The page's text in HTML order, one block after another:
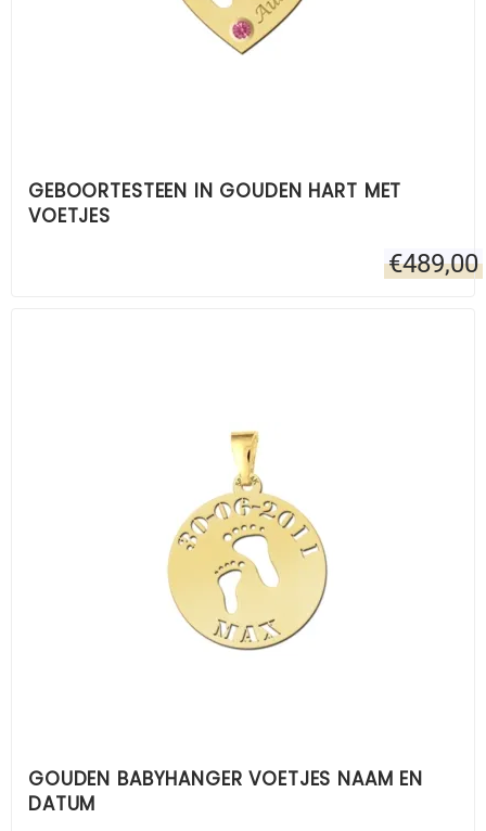
GEBOORTESTEEN IN GOUDEN HART MET
VOETJES
€489,00
GOUDEN BABYHANGER VOETJES NAAM EN
DATUM